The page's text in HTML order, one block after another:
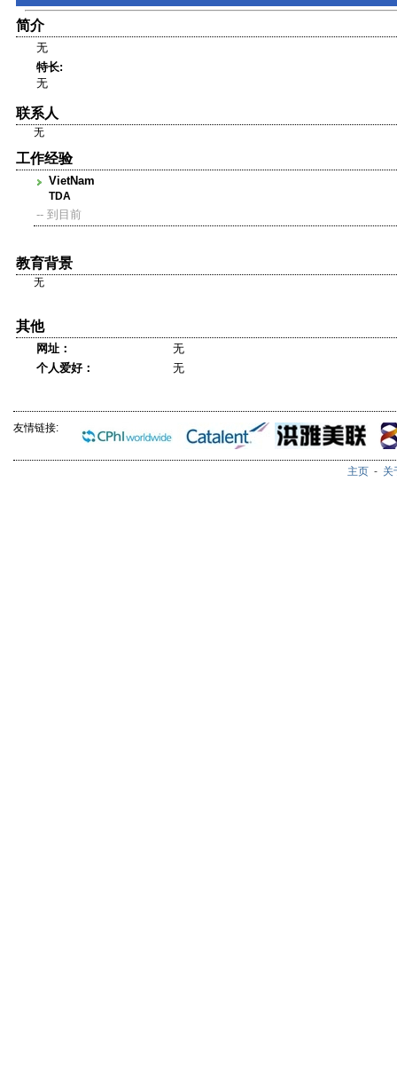
简介
无
特长:
无
联系人
无
工作经验
VietNam
TDA
-- 到目前
教育背景
无
其他
网址：
无
个人爱好：
无
友情链接:
主页 - 关